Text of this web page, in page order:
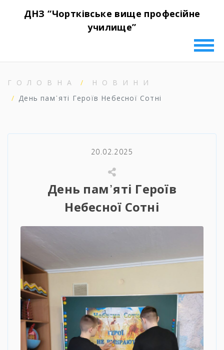
ДНЗ “Чортківське вище професійне
училище”
ГОЛОВНА
НОВИНИ
День пам᾽яті Героїв Небесної Сотні
20.02.2025
День пам᾽яті Героїв
Небесної Сотні